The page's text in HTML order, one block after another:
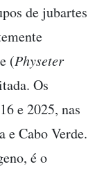
de jubartes
(Physeter
Os
e 2025, nas
e Cabo Verde.
é o